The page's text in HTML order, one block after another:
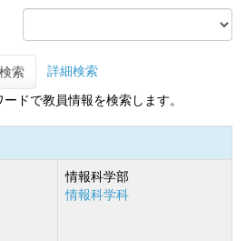
検索 詳細検索
ドで教員情報を検索します。
情報科学部
情報科学科